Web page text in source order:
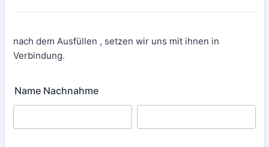
nach dem Ausfüllen , setzen wir uns mit ihnen in
Verbindung.
Name Nachnahme